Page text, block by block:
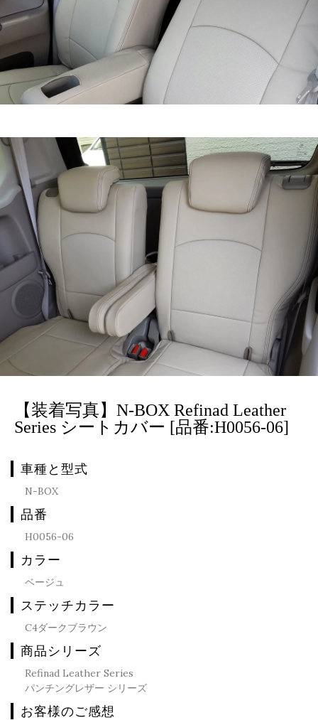
【装着写真】N-BOX Refinad Leather
Series シートカバー [品番:H0056-06]
車種と型式
N-BOX
品番
H0056-06
カラー
ベージュ
ステッチカラー
C4ダークブラウン
商品シリーズ
Refinad Leather Series
パンチングレザー シリーズ
お客様のご感想